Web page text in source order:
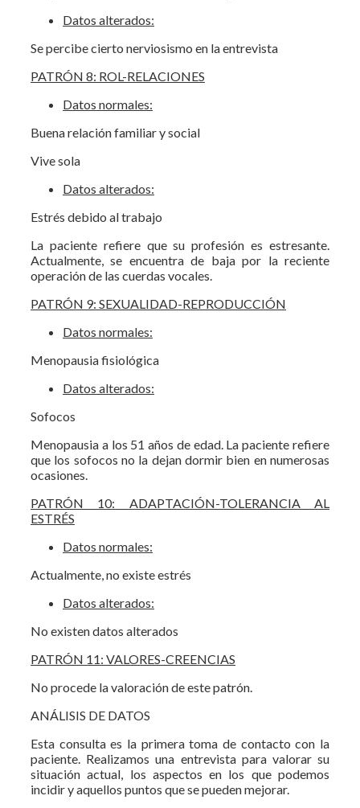
Datos alterados:
Se percibe cierto nerviosismo en la entrevista
PATRÓN 8: ROL-RELACIONES
Datos normales:
Buena relación familiar y social
Vive sola
Datos alterados:
Estrés debido al trabajo
La paciente refiere que su profesión es estresante.
Actualmente, se encuentra de baja por la reciente
operación de las cuerdas vocales.
PATRÓN 9: SEXUALIDAD-REPRODUCCIÓN
Datos normales:
Menopausia fisiológica
Datos alterados:
Sofocos
Menopausia a los 51 años de edad. La paciente refiere
que los sofocos no la dejan dormir bien en numerosas
ocasiones.
PATRÓN 10: ADAPTACIÓN-TOLERANCIA AL
ESTRÉS
Datos normales:
Actualmente, no existe estrés
Datos alterados:
No existen datos alterados
PATRÓN 11: VALORES-CREENCIAS
No procede la valoración de este patrón.
ANÁLISIS DE DATOS
Esta consulta es la primera toma de contacto con la
paciente. Realizamos una entrevista para valorar su
situación actual, los aspectos en los que podemos
incidir y aquellos puntos que se pueden mejorar.